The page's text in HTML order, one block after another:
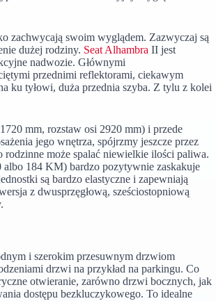
zachwycają swoim wyglądem. Zazwyczaj są
dużej rodziny. Seat Alhambra II jest
nadwozie. Głównymi
przednimi reflektorami, ciekawym
ku tyłowi, duża przednia szyba. Z tylu z kolei
mm, rozstaw osi 2920 mm) i przede
jego wnętrza, spójrzmy jeszcze przez
rodzinne może spalać niewielkie ilości paliwa.
184 KM) bardzo pozytywnie zaskakuje
są bardzo elastyczne i zapewniają
z dwusprzęgłową, sześciostopniową
i szerokim przesuwnym drzwiom
drzwi na przykład na parkingu. Co
otwieranie, zarówno drzwi bocznych, jak
dostępu bezkluczykowego. To idealne